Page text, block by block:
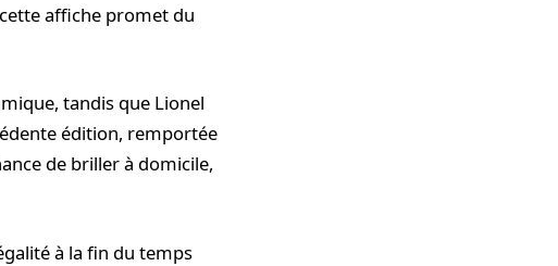
affiche promet du
tandis que Lionel
édition, remportée
de briller à domicile,
à la fin du temps